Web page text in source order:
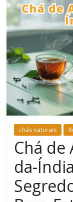
Estar
chás naturais
Chá de
da-